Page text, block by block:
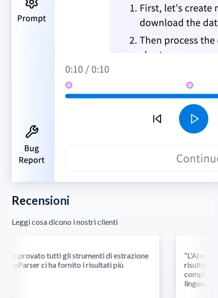
Recensioni
Leggi cosa dicono i nostri clienti
provato tutti gli strumenti di estrazione
ci ha fornito i risultati più
L'AI
risultati
complessi
linguaggio.